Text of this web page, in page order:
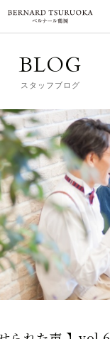
BLOG
スタッフブログ